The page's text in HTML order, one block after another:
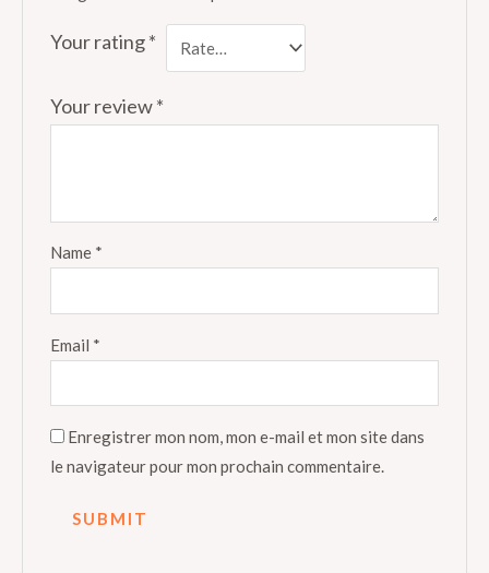
Your rating*
Your review*
Name *
Email *
Enregistrer mon nom, mon e-mail et mon site dans
le navigateur pour mon prochain commentaire.